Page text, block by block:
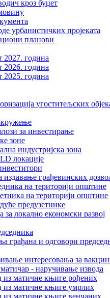
кроз буџет
урбанистичких пројеката
планови
2027. година
2026. година
2025. година
угоститељских
за инвестирање
зоне
индустријска зона
локације
издавање грађевинских
на територији општине
на територији општине
предузетнике
за локално економски развој
грађана и одговори
интересовања за
- наручивање извода
из матичне књиге рођених
из матичне књиге умрлих
из матичне књиге венчаних